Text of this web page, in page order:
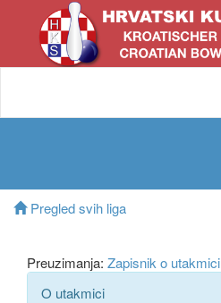
Pregled svih liga
Preuzimanja: Zapisnik o utakmici
O utakmici